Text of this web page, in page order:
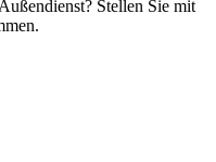
Stellen Sie mit